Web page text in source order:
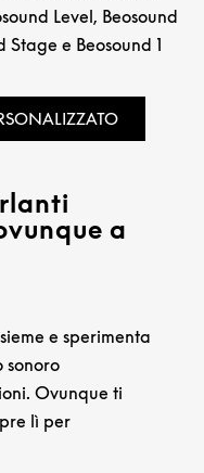
Level, Beosound
Stage e Beosound 1
a
e sperimenta
sonoro
Ovunque ti
lì per